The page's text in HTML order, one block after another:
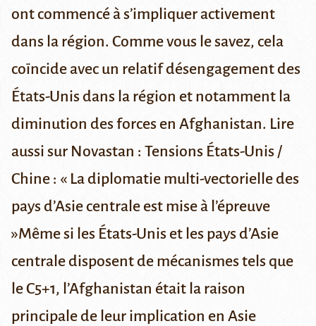
ont commencé à s’impliquer activement
dans la région. Comme vous le savez, cela
coïncide avec un relatif désengagement des
États-Unis dans la région et notamment la
diminution des forces en Afghanistan. Lire
aussi sur Novastan : Tensions États-Unis /
Chine : « La diplomatie multi-vectorielle des
pays d’Asie centrale est mise à l’épreuve
»Même si les États-Unis et les pays d’Asie
centrale disposent de mécanismes tels que
leC5+1, l’Afghanistan était la raison
principale de leur implication en Asie